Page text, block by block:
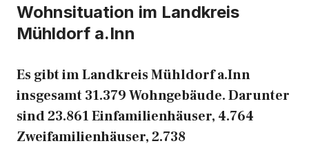
Wohnsituation im Landkreis
Mühldorf a.Inn
Es gibt im Landkreis Mühldorf a.Inn
insgesamt 31.379 Wohngebäude. Darunter
sind 23.861 Einfamilienhäuser, 4.764
Zweifamilienhäuser, 2.738